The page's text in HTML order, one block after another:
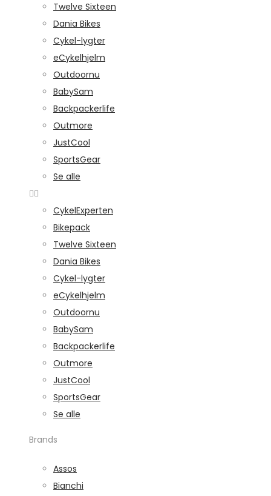
Twelve Sixteen
Dania Bikes
Cykel-lygter
eCykelhjelm
Outdoornu
BabySam
Backpackerlife
Outmore
JustCool
SportsGear
Se alle
CykelExperten
Bikepack
Twelve Sixteen
Dania Bikes
Cykel-lygter
eCykelhjelm
Outdoornu
BabySam
Backpackerlife
Outmore
JustCool
SportsGear
Se alle
Brands
Assos
Bianchi